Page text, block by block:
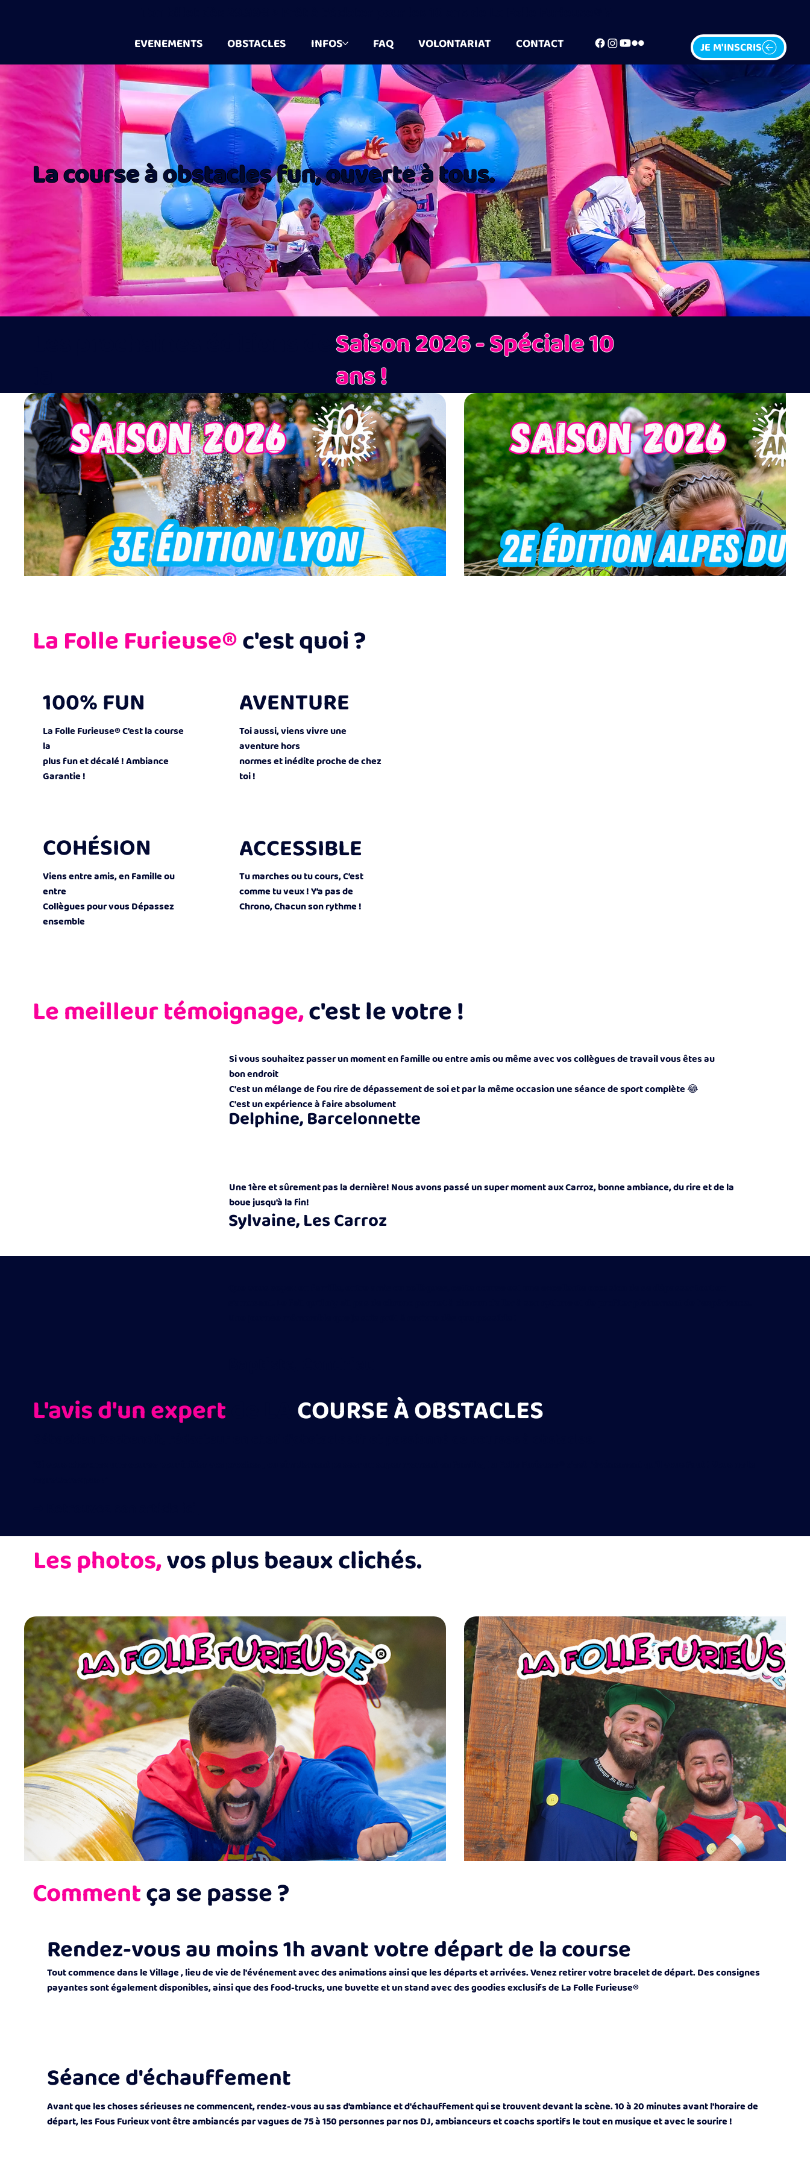
EVENEMENTS OBSTACLES INFOS FAQ VOLONTARIAT CONTACT JE M'INSCRIS
Saison 2026 - Spéciale 10
ans !
La course à obstacles fun, ouverte à tous.
Le meilleur témoignage,c'est le votre !
Si vous souhaitez passer un moment en famille ou entre amis ou même avec vos collègues de travail vous êtes au
bon endroit
C'est un mélange de fou rire de dépassement de soi et par la même occasion une séance de sport complète 😂
C'est un expérience à faire absolument
Delphine, Barcelonnette
Une 1ère et sûrement pas la dernière! Nous avons passé un super moment aux Carroz, bonne ambiance, du rire et de la
boue jusqu'à la fin!
Sylvaine, Les Carroz
La Folle Furieuse®c'est quoi ?
100% FUN
La Folle Furieuse® C’est la course
la
plus fun et décalé ! Ambiance
Garantie !
AVENTURE
Toi aussi, viens vivre une
aventure hors
normes et inédite proche de chez
toi !
COHÉSION
Viens entre amis, en Famille ou
entre
Collègues pour vous Dépassez
ensemble
ACCESSIBLE
Tu marches ou tu cours, C’est
comme tu veux ! Y’a pas de
Chrono, Chacun son rythme !
L'avis d'un expert COURSE À OBSTACLES
Commentça se passe ?
Rendez-vous au moins 1h avant votre départ de la course
Tout commence dans le Village , lieu de vie de l'événement avec des animations ainsi que les départs et arrivées. Venez retirer votre bracelet de départ. Des consignes
payantes sont également disponibles, ainsi que des food-trucks, une buvette et un stand avec des goodies exclusifs de La Folle Furieuse®
Séance d'échauffement
Avant que les choses sérieuses ne commencent, rendez-vous au sas d'ambiance et d'échauffement qui se trouvent devant la scène. 10 à 20 minutes avant l'horaire de
départ, les Fous Furieux vont être ambiancés par vagues de 75 à 150 personnes par nos DJ, ambianceurs et coachs sportifs le tout en musique et avec le sourire !
Les photos,vos plus beaux clichés.